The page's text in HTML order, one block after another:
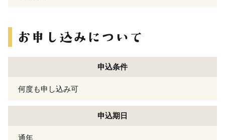
申込条件
何度も申し込み可
申込期日
通年